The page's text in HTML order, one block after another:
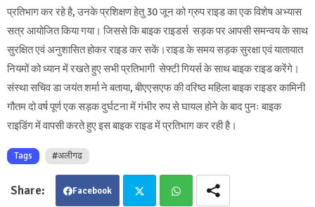
प्रतिभाग कर रहे है, उनके प्रशिक्षण हेतु 30 जून को ग्रुप राइड का एक विशेष अभ्यास
सत्र आयोजित किया गया। जिससे कि बाइक राइडर्स सड़क पर आपसी समन्वय के साथ
सुरक्षित एवं अनुशासित होकर राइड कर सकें।राइड के समय सड़क सुरक्षा एवं यातायात
नियमों को ध्यान में रखते हुए सभी प्रतिभागी सेफ्टी गियर्स के साथ बाइक राइड करेंगे।
संस्था सचिव डा जयंत शर्मा ने बताया, बीएएसएफ की वरिष्ठ महिला बाइक राइडर कामिनी
गौतम दो वर्ष पूर्ण एक सड़क दुर्घटना में गंभीर रुप से घायल होने के बाद पुनः बाइक
राइडिंग में वापसी करते हुए इस बाइक राइड में प्रतिभाग कर रही है।
Tags #अलीगढ
Facebook